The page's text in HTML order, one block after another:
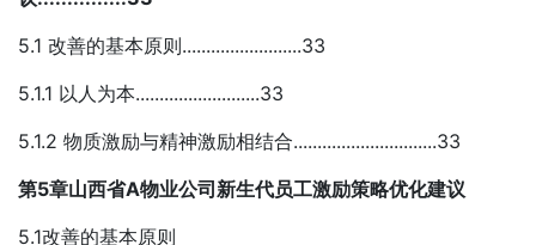
5.1 改善的基本原则.........................33
5.1.1 以人为本..........................33
5.1.2 物质激励与精神激励相结合..............................33
第5章山西省A物业公司新生代员工激励策略优化建议
5.1改善的基本原则